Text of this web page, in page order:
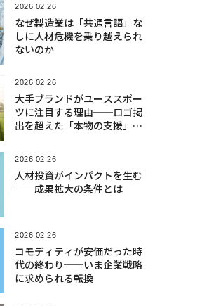
2026.02.26
なぜ製造業は「共通言語」な
しに人材危機を乗り越えられ
ないのか
2026.02.26
大手ブランドがユーススポー
ツに注目する理由──ロゴ掲
出を超えた「本物の支援」と
2026.02.26
人材投資がインパクトを生む
──成果拡大の条件とは
2026.02.26
コモディティが安価だった時
代の終わり──いま企業戦略
に求められる転換